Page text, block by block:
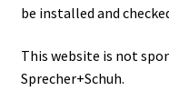
be installed and
This website is not
Sprecher+Schuh.